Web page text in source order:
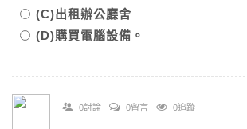
(C)出租辦公廳舍
(D)購買電腦設備。
0討論 0留言 0追蹤